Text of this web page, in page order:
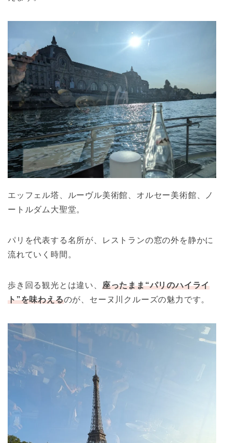
エッフェル塔、ルーヴル美術館、オルセー美術館、ノ
ートルダム大聖堂。
パリを代表する名所が、レストランの窓の外を静かに
流れていく時間。
歩き回る観光とは違い、 座ったまま“パリのハイライ
ト”を味わえるのが、セーヌ川クルーズの魅力です。